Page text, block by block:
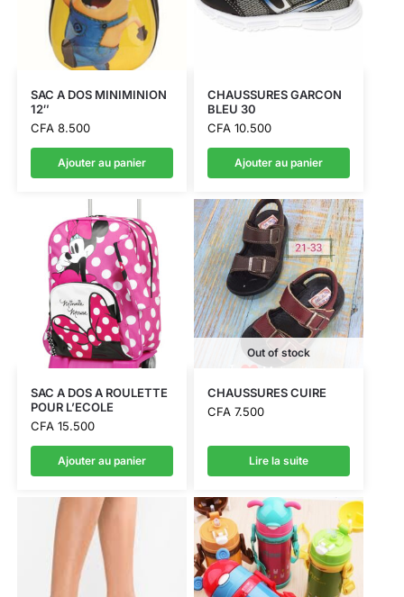
SAC A DOS MINIMINION
12″
CFA8.500
Ajouter au panier
CHAUSSURES GARCON
BLEU 30
CFA10.500
Ajouter au panier
SAC A DOS A ROULETTE
POUR L’ECOLE
CFA15.500
Ajouter au panier
Out of stock
CHAUSSURES CUIRE
CFA7.500
Lire la suite